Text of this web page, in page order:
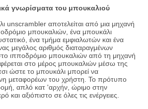
γνωρίσματα του μπουκαλιού
unscrambler αποτελείται από μια μηχανή
μπουκαλιών, ένα μπουκάλι
ένα τμήμα εμφιαλωτών και ένα
μεγάλος αριθμός διαταραγμένων
ιπποδρόμιο μπουκαλιών από τη μηχανή
στο μέρος μπουκαλιών μέσω της
ώστε το μπουκάλι μπορεί να
μεταφορέων του χρήστη. Το πρότυπο
απλό κατ 'αρχήν, ώριμο στην
και αξιόπιστο σε όλες τις ενέργειες.